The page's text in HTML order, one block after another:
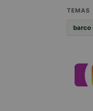
TEMAS
barco